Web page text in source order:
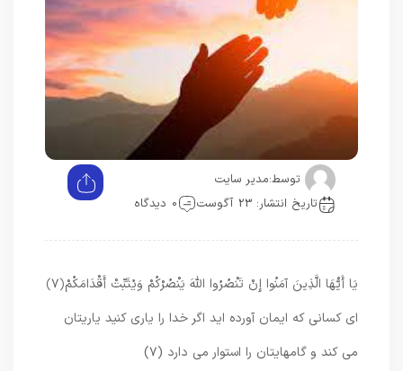
توسط:مدیر سایت
تاریخ انتشار: 23 آگوست
0 دیدگاه
يَا أَيُّهَا الَّذِينَ آمَنُوا إِنْ تَنْصُرُوا اللَّهَ يَنْصُرْكُمْ وَيُثَبِّتْ أَقْدَامَكُمْ﴿۷﴾
اى كسانى كه ايمان آورده‏ ايد اگر خدا را يارى كنيد ياريتان
مى ‏كند و گامهايتان را استوار مى دارد (۷)